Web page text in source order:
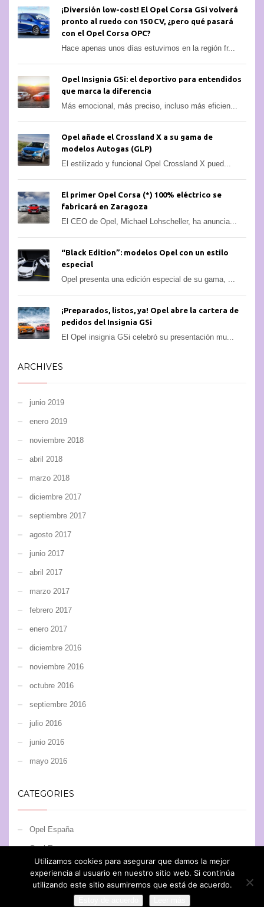
¡Diversión low-cost! El Opel Corsa GSi volverá
pronto al ruedo con 150 CV, ¿pero qué pasará
con el Opel Corsa OPC?
Hace apenas unos días estuvimos en la región fr...
Opel Insignia GSi: el deportivo para entendidos
que marca la diferencia
Más emocional, más preciso, incluso más eficien...
Opel añade el Crossland X a su gama de
modelos Autogas (GLP)
El estilizado y funcional Opel Crossland X pued...
El primer Opel Corsa (*) 100% eléctrico se
fabricará en Zaragoza
El CEO de Opel, Michael Lohscheller, ha anuncia...
“Black Edition”: modelos Opel con un estilo
especial
Opel presenta una edición especial de su gama, ...
¡Preparados, listos, ya! Opel abre la cartera de
pedidos del Insignia GSi
El Opel insignia GSi celebró su presentación mu...
ARCHIVES
junio 2019
enero 2019
noviembre 2018
abril 2018
marzo 2018
diciembre 2017
septiembre 2017
agosto 2017
junio 2017
abril 2017
marzo 2017
febrero 2017
enero 2017
diciembre 2016
noviembre 2016
octubre 2016
septiembre 2016
julio 2016
junio 2016
mayo 2016
CATEGORIES
Opel España
Opel Europe
Opel Motorsport
Utilizamos cookies para asegurar que damos la mejor
experiencia al usuario en nuestro sitio web. Si continúa
utilizando este sitio asumiremos que está de acuerdo.